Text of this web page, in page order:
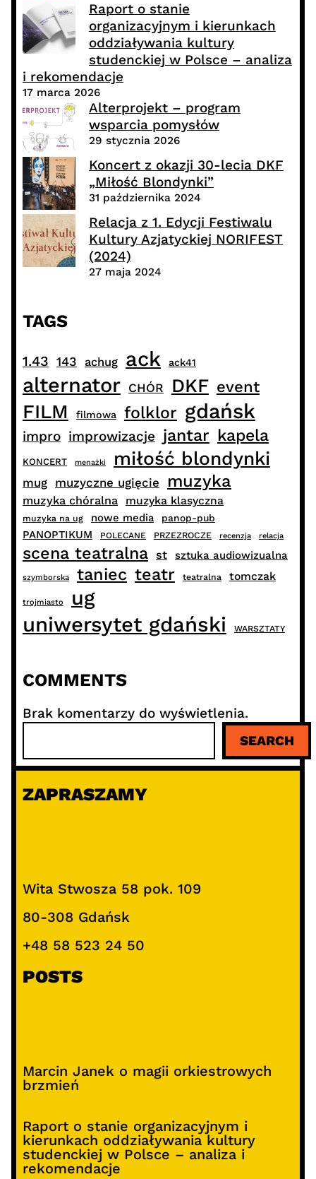
Raport o stanie
organizacyjnym i kierunkach
oddziaływania kultury
studenckiej w Polsce – analiza
i rekomendacje
17 marca 2026
Alterprojekt – program
wsparcia pomysłów
29 stycznia 2026
Koncert z okazji 30-lecia DKF
„Miłość Blondynki”
31 października 2024
Relacja z 1. Edycji Festiwalu
Kultury Azjatyckiej NORIFEST
(2024)
27 maja 2024
TAGS
1.43 143 achug ack ack41
alternator CHÓR DKF event
FILM filmowa folklor gdańsk
impro improwizacje jantar kapela
KONCERT menażki miłość blondynki
mug muzyczne ugięcie muzyka
muzyka chóralna muzyka klasyczna
muzyka na ug nowe media panop-pub
PANOPTIKUM POLECANE PRZEZROCZE recenzja relacja
scena teatralna st sztuka audiowizualna
szymborska taniec teatr teatralna tomczak
trojmiasto
ug
uniwersytet gdański
WARSZTATY
COMMENTS
Brak komentarzy do wyświetlenia.
u
a
SEARCH
ZAPRASZAMY
Wita Stwosza 58 pok. 109
80-308 Gdańsk
+48 58 523 24 50
POSTS
Marcin Janek o magii orkiestrowych
brzmień
Raport o stanie organizacyjnym i
kierunkach oddziaływania kultury
studenckiej w Polsce – analiza i
rekomendacje